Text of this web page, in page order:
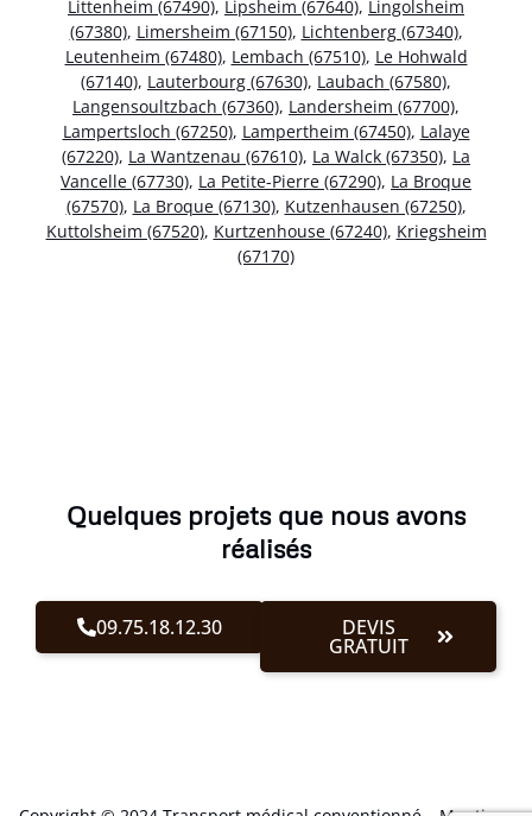
Littenheim (67490), Lipsheim (67640), Lingolsheim
(67380), Limersheim (67150), Lichtenberg (67340),
Leutenheim (67480), Lembach (67510), Le Hohwald
(67140), Lauterbourg (67630), Laubach (67580),
Langensoultzbach (67360), Landersheim (67700),
Lampertsloch (67250), Lampertheim (67450), Lalaye
(67220), La Wantzenau (67610), La Walck (67350), La
Vancelle (67730), La Petite-Pierre (67290), La Broque
(67570), La Broque (67130), Kutzenhausen (67250),
Kuttolsheim (67520), Kurtzenhouse (67240), Kriegsheim
(67170)
Quelques projets que nous avons
réalisés
09.75.18.12.30 DEVIS
GRATUIT